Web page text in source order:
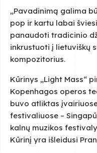
„Pavadinimą galima
pop ir kartu labai
panaudoti tradicinio
inkrustuoti į lietuviškų
kompozitorius.
Kūrinys „Light Mass“
Kopenhagos operos
buvo atliktas
festivaliuose –
kalnų muzikos
Kūrinį yra išleidusi